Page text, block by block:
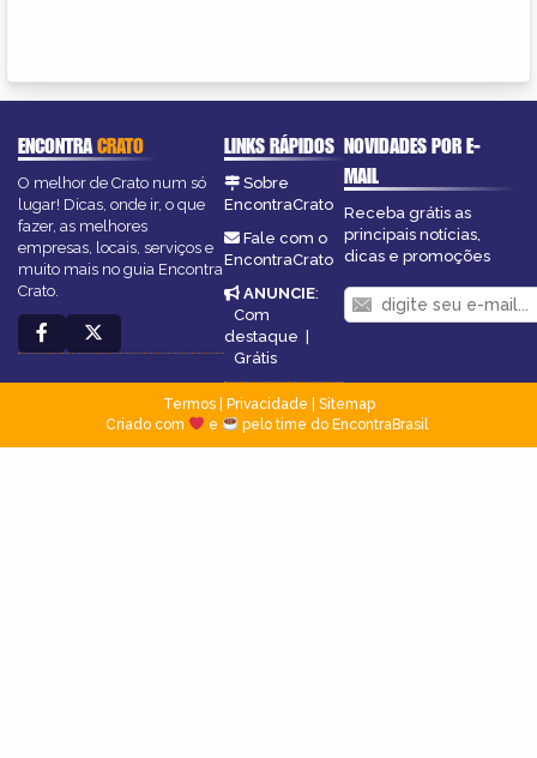
ENCONTRACRATO
O melhor de Crato num só
lugar! Dicas, onde ir, o que
fazer, as melhores
empresas, locais, serviços e
muito mais no guia Encontra
Crato.
LINKS RÁPIDOS
Sobre
EncontraCrato
Fale com o
EncontraCrato
ANUNCIE:
Com
destaque |
Grátis
NOVIDADES POR E-
MAIL
Receba grátis as
principais notícias,
dicas e promoções
Termos| Privacidade
Sitemap
Criado com
e pelo time do EncontraBrasil